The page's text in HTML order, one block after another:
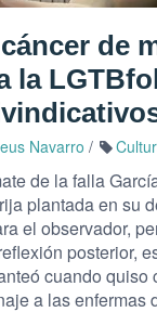
de
la
Navarro /
de la falla
plantada en su
el observador,
posterior,
cuando quiso
a las